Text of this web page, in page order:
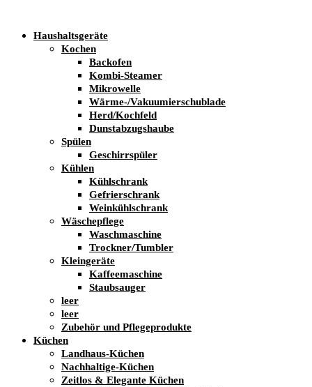
Haushaltsgeräte
Kochen
Backofen
Kombi-Steamer
Mikrowelle
Wärme-/Vakuumierschublade
Herd/Kochfeld
Dunstabzugshaube
Spülen
Geschirrspüler
Kühlen
Kühlschrank
Gefrierschrank
Weinkühlschrank
Wäschepflege
Waschmaschine
Trockner/Tumbler
Kleingeräte
Kaffeemaschine
Staubsauger
leer
leer
Zubehör und Pflegeprodukte
Küchen
Landhaus-Küchen
Nachhaltige-Küchen
Zeitlos & Elegante Küchen